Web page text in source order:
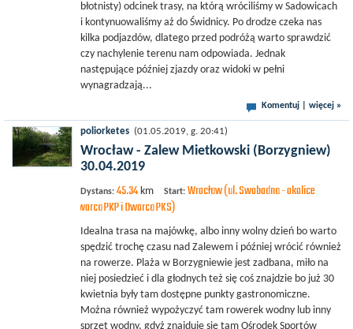
błotnisty) odcinek trasy, na którą wróciliśmy w Sadowicach
i kontynuowaliśmy aż do Świdnicy. Po drodze czeka nas
kilka podjazdów, dlatego przed podróżą warto sprawdzić
czy nachylenie terenu nam odpowiada. Jednak
następujące później zjazdy oraz widoki w pełni
wynagradzają...
Komentuj więcej »
poliorketes (01.05.2019, g. 20:41)
Wrocław - Zalew Mietkowski (Borzygniew)
30.04.2019
Dystans: 45.34 km Start: Wrocław (ul. Swobodna - okolice
Dworca PKP i Dworca PKS)
Idealna trasa na majówkę, albo inny wolny dzień bo warto
spędzić trochę czasu nad Zalewem i później wrócić również
na rowerze. Plaża w Borzygniewie jest zadbana, miło na
niej posiedzieć i dla głodnych też się coś znajdzie bo już 30
kwietnia były tam dostępne punkty gastronomiczne.
Można również wypożyczyć tam rowerek wodny lub inny
sprzęt wodny, gdyż znajduje się tam Ośrodek Sportów